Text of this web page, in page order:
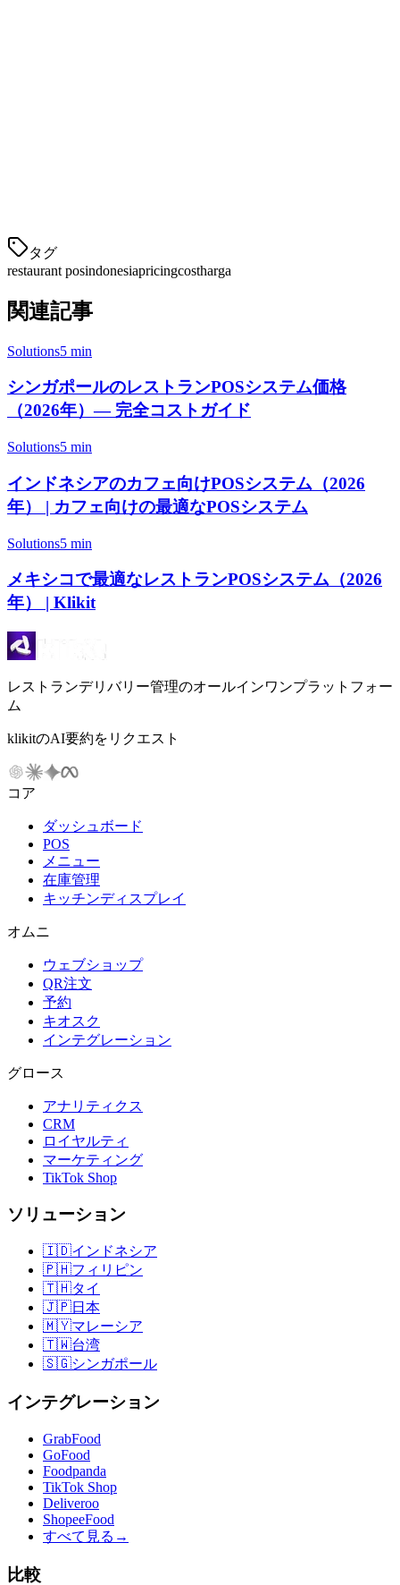
タグ
restaurant posindonesiapricingcostharga
関連記事
Solutions5 min
シンガポールのレストランPOSシステム価格
（2026年）— 完全コストガイド
Solutions5 min
インドネシアのカフェ向けPOSシステム（2026
年） | カフェ向けの最適なPOSシステム
Solutions5 min
メキシコで最適なレストランPOSシステム（2026
年） | Klikit
レストランデリバリー管理のオールインワンプラットフォー
ム
klikitのAI要約をリクエスト
コア
ダッシュボード
POS
メニュー
在庫管理
キッチンディスプレイ
オムニ
ウェブショップ
QR注文
予約
キオスク
インテグレーション
グロース
アナリティクス
CRM
ロイヤルティ
マーケティング
TikTok Shop
ソリューション
🇮🇩インドネシア
🇵🇭フィリピン
🇹🇭タイ
🇯🇵日本
🇲🇾マレーシア
🇹🇼台湾
🇸🇬シンガポール
インテグレーション
GrabFood
GoFood
Foodpanda
TikTok Shop
Deliveroo
ShopeeFood
すべて見る →
比較